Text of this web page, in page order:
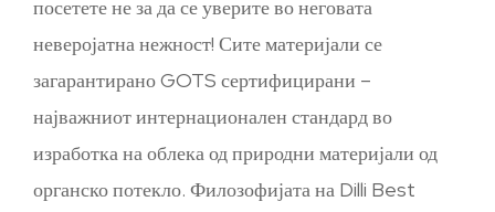
посетете не за да се уверите во неговата
неверојатна нежност! Сите материјали се
загарантирано GOTS сертифицирани –
најважниот интернационален стандард во
изработка на облека од природни материјали од
органско потекло. Филозофијата на Dilli Best